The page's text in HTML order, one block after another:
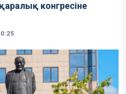
конгресіне